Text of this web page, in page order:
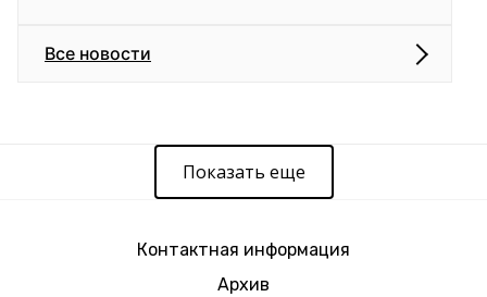
Все новости
Показать еще
Контактная информация
Архив